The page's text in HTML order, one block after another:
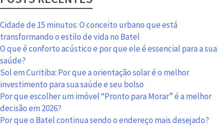
Cidade de 15 minutos: O conceito urbano que está
transformando o estilo de vida no Batel
O que é conforto acústico e por que ele é essencial para a sua
saúde?
Sol em Curitiba: Por que a orientação solar é o melhor
investimento para sua saúde e seu bolso
Por que escolher um imóvel “Pronto para Morar” é a melhor
decisão em 2026?
Por que o Batel continua sendo o endereço mais desejado?